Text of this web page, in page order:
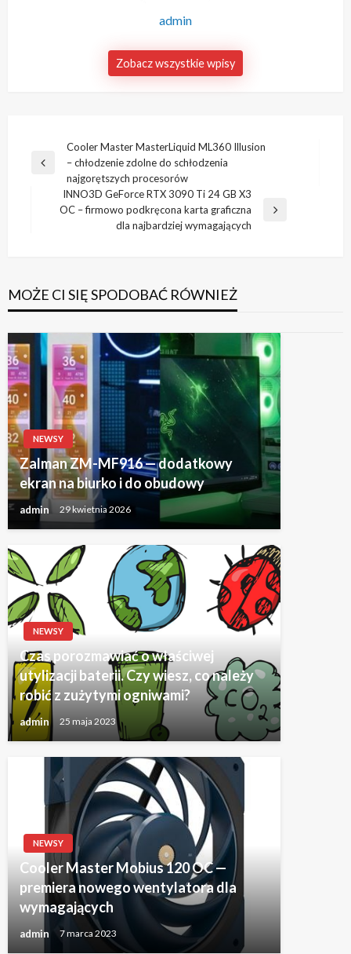
admin
Zobacz wszystkie wpisy
Nawigacja
wpisu
Poprzedni
Cooler Master MasterLiquid ML360 Illusion
– chłodzenie zdolne do schłodzenia
najgorętszych procesorów
Następny
INNO3D GeForce RTX 3090 Ti 24 GB X3
OC – firmowo podkręcona karta graficzna
dla najbardziej wymagających
MOŻE CI SIĘ SPODOBAĆ RÓWNIEŻ
NEWSY
Zalman ZM-MF916 — dodatkowy
ekran na biurko i do obudowy
admin 29 kwietnia 2026
NEWSY
Czas porozmawiać o właściwej
utylizacji baterii. Czy wiesz, co należy
robić z zużytymi ogniwami?
admin 25 maja 2023
NEWSY
Cooler Master Mobius 120 OC —
premiera nowego wentylatora dla
wymagających
admin 7 marca 2023